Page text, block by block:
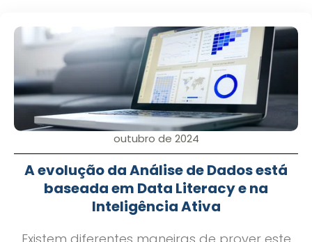
outubro de 2024
A evolução da Análise de Dados está
baseada em Data Literacy e na
Inteligência Ativa